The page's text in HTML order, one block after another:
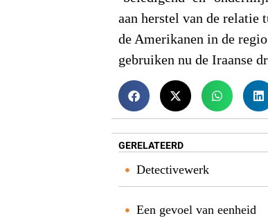
aan herstel van de relatie
de Amerikanen in de
gebruiken nu de Iraanse
GERELATEERD
Detectivewerk
Een gevoel van eenheid